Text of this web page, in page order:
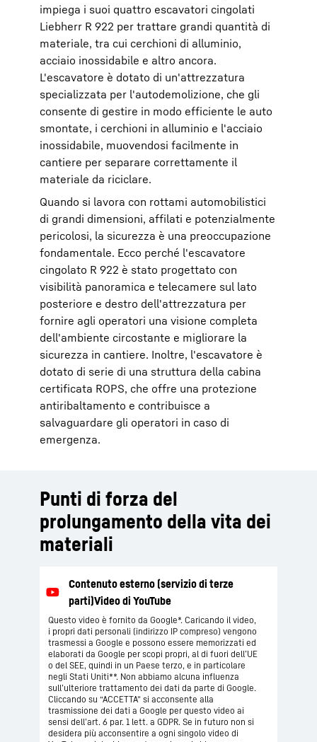
impiega i suoi quattro escavatori cingolati
Liebherr R 922 per trattare grandi quantità di
materiale, tra cui cerchioni di alluminio,
acciaio inossidabile e altro ancora.
L'escavatore è dotato di un'attrezzatura
specializzata per l'autodemolizione, che gli
consente di gestire in modo efficiente le auto
smontate, i cerchioni in alluminio e l'acciaio
inossidabile, muovendosi facilmente in
cantiere per separare correttamente il
materiale da riciclare.
Quando si lavora con rottami automobilistici
di grandi dimensioni, affilati e potenzialmente
pericolosi, la sicurezza è una preoccupazione
fondamentale. Ecco perché l'escavatore
cingolato R 922 è stato progettato con
visibilità panoramica e telecamere sul lato
posteriore e destro dell'attrezzatura per
fornire agli operatori una visione completa
dell'ambiente circostante e migliorare la
sicurezza in cantiere. Inoltre, l'escavatore è
dotato di serie di una struttura della cabina
certificata ROPS, che offre una protezione
antiribaltamento e contribuisce a
salvaguardare gli operatori in caso di
emergenza.
Punti di forza del
prolungamento della vita dei
materiali
Questo video è fornito da Google*. Caricando il video,
i propri dati personali (indirizzo IP compreso) vengono
trasmessi a Google e possono essere memorizzati ed
elaborati da Google per scopi propri, al di fuori dell’UE
o del SEE, quindi in un Paese terzo, e in particolare
negli Stati Uniti**. Non abbiamo alcuna influenza
sull’ulteriore trattamento dei dati da parte di Google.
Cliccando su “ACCETTA” si acconsente alla
trasmissione dei dati a Google per questo video ai
sensi dell’art. 6 par. 1 lett. a GDPR. Se in futuro non si
desidera più acconsentire a ogni singolo video di